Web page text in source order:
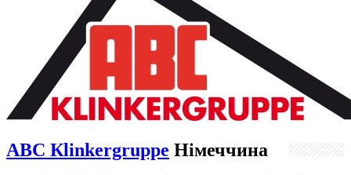
АВС Кlinkergruppe Німеччина